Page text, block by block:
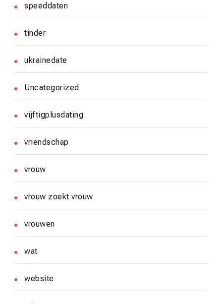
speeddaten
tinder
ukrainedate
Uncategorized
vijftigplusdating
vriendschap
vrouw
vrouw zoekt vrouw
vrouwen
wat
website